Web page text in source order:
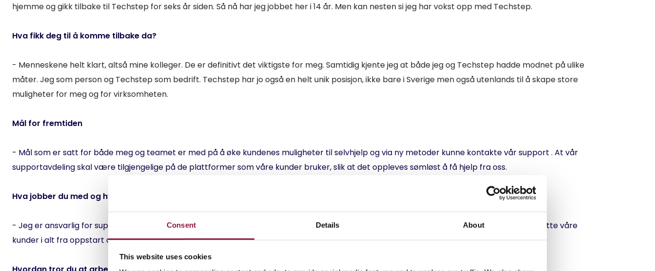
Consent Details About
This website uses cookies
hjemme og gikk tilbake til Techstep for seks år siden. Så nå har jeg jobbet her i 14 år. Men kan nesten si jeg har vokst opp med Techstep.
Hva fikk deg til å komme tilbake da?
- Menneskene helt klart, altså mine kolleger. De er definitivt det viktigste for meg. Samtidig kjente jeg at både jeg og Techstep hadde modnet på ulike
måter. Jeg som person og Techstep som bedrift. Techstep har jo også en helt unik posisjon, ikke bare i Sverige men også utenlands til å skape store
muligheter for meg og for virksomheten.
Mål for fremtiden
- Mål som er satt for både meg og teamet er med på å øke kundenes muligheter til selvhjelp og via ny metoder kunne kontakte vår support . At vår
supportavdeling skal være tilgjengelige på de plattformer som våre kunder bruker, slik at det oppleves sømløst å få hjelp fra oss.
Hva jobber du med og hvordan påvirker det Techstep sine tjenester?
- Jeg er ansvarlig for supportavdelingen i Techstep Sverige. Vi har ansvar for 1st linje support og 2st linje support. Vår avdeling er til for å støtte våre
kunder i alt fra oppstart av mobile enheter til feilsøking på våre tjenester og løsninger.